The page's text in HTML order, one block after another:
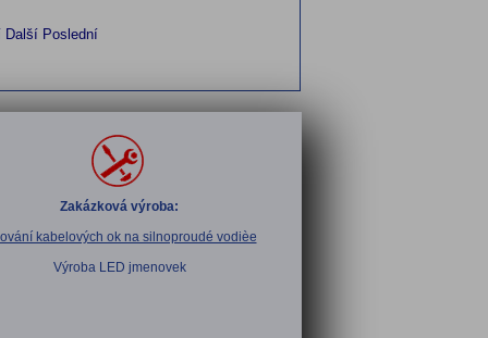
Další Poslední
Zakázková výroba:
kabelových ok na silnoproudé vodièe
Výroba LED jmenovek